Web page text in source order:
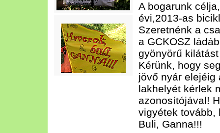
A bogarunk
évi,2013-as
Szeretnénk a
a GCKOSZ
gyönyörű
Kérünk, hogy
jövő nyár elejéig
lakhelyét kérlek
azonosítójával!
vigyétek tovább,
Buli, Ganna!!!